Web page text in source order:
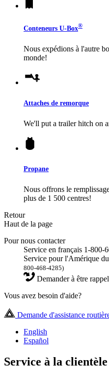
Conteneurs U-Box®
Nous expédions à l'autre
monde!
Attaches de remorque
We'll put a trailer hitch on
Propane
Nous offrons le
plus de 1 500 centres!
Retour
Haut de la page
Pour nous contacter
Service en français 1-800-
Service pour l'Amérique
800-468-4285)
Demander à être
Vous avez besoin d'aide?
Demande d'assistance
English
Español
Service à la clientèle